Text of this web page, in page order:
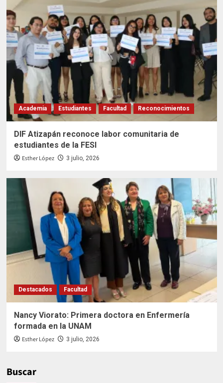
Academia Estudiantes Facultad Reconocimientos
DIF Atizapán reconoce labor comunitaria de
estudiantes de la FESI
Esther López 3 julio, 2026
Destacados Facultad
Nancy Viorato: Primera doctora en Enfermería
formada en la UNAM
Esther López 3 julio, 2026
Buscar